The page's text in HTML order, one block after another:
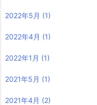
2022年5月 (1)
2022年4月 (1)
2022年1月 (1)
2021年5月 (1)
2021年4月 (2)